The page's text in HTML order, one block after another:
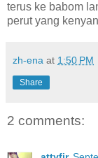
terus ke babom
perut yang
zh-ena at 1:50 PM
Share
2 comments: